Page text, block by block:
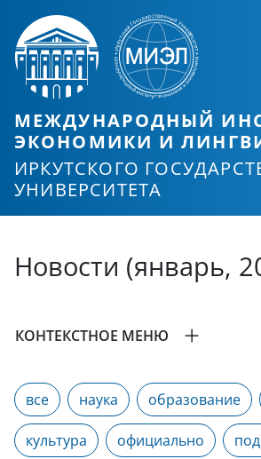
МЕЖДУНАРОДНЫЙ
ЭКОНОМИКИ И
ИРКУТСКОГО
УНИВЕРСИТЕТА
Новости (январь,
КОНТЕКСТНОЕ МЕНЮ
все наука образование
культура официально